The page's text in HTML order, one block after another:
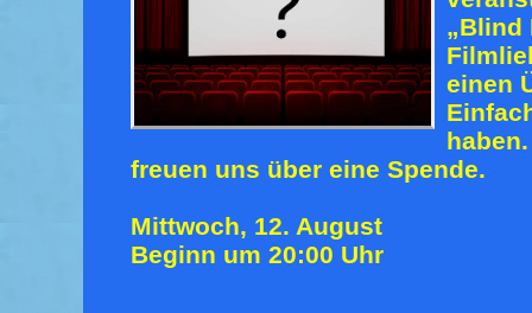
„Blind
einen
freuen uns über eine Spende.
Mittwoch, 12. August
Beginn um 20:00 Uhr